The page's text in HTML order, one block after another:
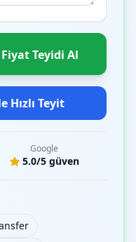
Teyidi Al
Hızlı Teyit
Google
5.0/5 güven